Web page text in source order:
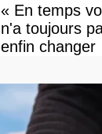
« En temps
n'a toujours
enfin changer